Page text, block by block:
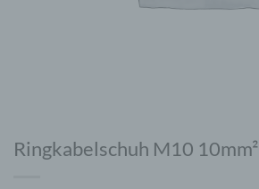
Ringkabelschuh M10 10mm²